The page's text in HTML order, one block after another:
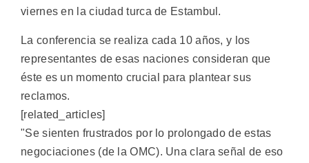
viernes en la ciudad turca de Estambul.
La conferencia se realiza cada 10 años, y los
representantes de esas naciones consideran que
éste es un momento crucial para plantear sus
reclamos.
[related_articles]
"Se sienten frustrados por lo prolongado de estas
negociaciones (de la OMC). Una clara señal de eso